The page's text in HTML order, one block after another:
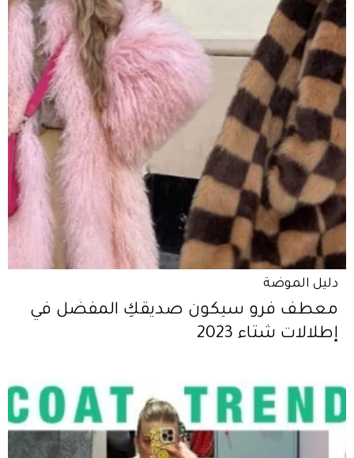
دليل الموضة
معطف فرو سيكون صديقكِ المفضّل في
إطلالات شتاء 2023